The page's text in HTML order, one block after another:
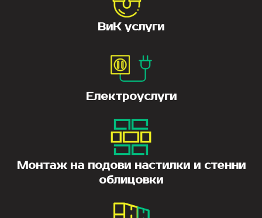
ВиК услуги
Електроуслуги
Монтаж на подови настилки и стенни
облицовки